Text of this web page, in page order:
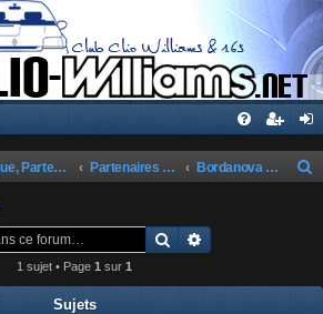
Boutique, Partenaires, Petites Annonces, Commandes Groupées Partenaires du Club Bordanova Sport
Rechercher
1 sujet • Page 1 sur 1
Sujets